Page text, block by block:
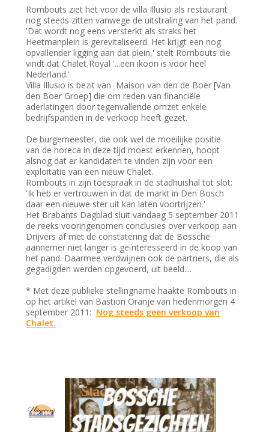
Rombouts ziet het voor de villa Illusio als restaurant
nog steeds zitten vanwege de uitstraling van het pand.
'Dat wordt nog eens versterkt als straks het
Heetmanplein is gerevitaliseerd. Het krijgt een nog
opvallender ligging aan dat plein,' stelt Rombouts die
vindt dat Chalet Royal '...een ikoon is voor heel
Nederland.'
Villa Illusio is bezit van Maison van den de Boer [Van
den Boer Groep] die om reden van financiële
aderlatingen door tegenvallende omzet enkele
bedrijfspanden in de verkoop heeft gezet.
De burgemeester, die ook wel de moeilijke positie
van de horeca in deze tijd moest erkennen, hoopt
alsnog dat er kandidaten te vinden zijn voor een
exploitatie van een nieuw Chalet.
Rombouts in zijn toespraak in de stadhuishal tot slot:
'Ik heb er vertrouwen in dat de markt in Den Bosch
daar een nieuwe ster uit kan laten voortrijzen.'
Het Brabants Dagblad sluit vandaag 5 september 2011
de reeks vooringenomen conclusies over verkoop aan
Drijvers af met de constatering dat de Bossche
aannemer niet langer is geïnteresseerd in de koop van
het pand. Daarmee verdwijnen ook de partners, die als
gegadigden werden opgevoerd, uit beeld....
* Met deze publieke stellingname haakte Rombouts in
op het artikel van Bastion Oranje van hedenmorgen 4
september 2011: Nog steeds geen verkoop van
Chalet.